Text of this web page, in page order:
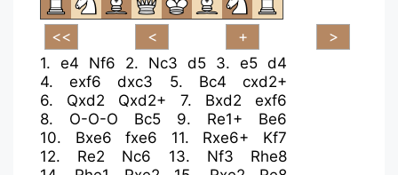
1. e4 Nf6 2. Nc3 d5 3. e5 d4
4.exf6 dxc3 5. Bc4
cxd2+
6. Qxd2 Qxd2+ 7. Bxd2
exf6
8. O-O-O Bc5 9. Re1+
Be6
10. Bxe6 fxe6 11. Rxe6+
Kf7
12. Re2 Nc6 13. Nf3
Rhe8